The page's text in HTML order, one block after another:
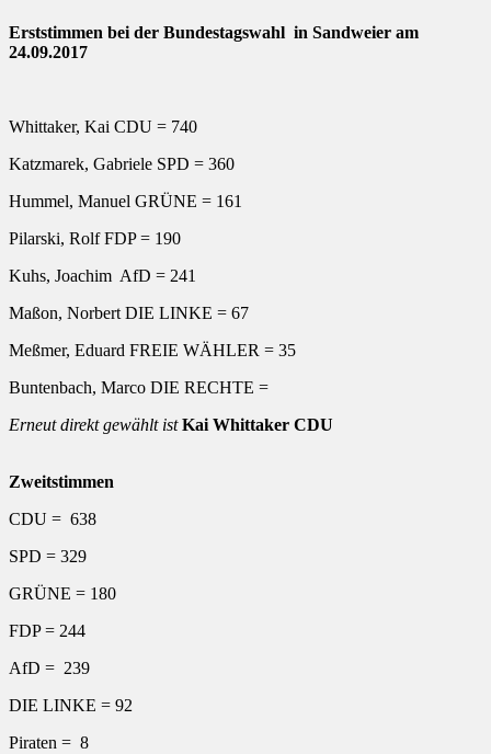
Erststimmen bei der Bundestagswahl in Sandweier am
24.09.2017
Whittaker, Kai CDU = 740
Katzmarek, Gabriele SPD = 360
Hummel, Manuel GRÜNE = 161
Pilarski, Rolf FDP = 190
Kuhs, Joachim AfD = 241
Maßon, Norbert DIE LINKE = 67
Meßmer, Eduard FREIE WÄHLER = 35
Buntenbach, Marco DIE RECHTE =
Erneut direkt gewählt ist Kai Whittaker CDU
Zweitstimmen
CDU = 638
SPD = 329
GRÜNE = 180
FDP = 244
AfD = 239
DIE LINKE = 92
Piraten = 8